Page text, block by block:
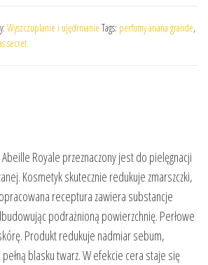
Wyszczuplanie i ujędrnianie Tags: perfumy ariana grande,
secret
Royale przeznaczony jest do pielęgnacji
Kosmetyk skutecznie redukuje zmarszczki,
receptura zawiera substancje
podrażnioną powierzchnię. Perłowe
Produkt redukuje nadmiar sebum,
blasku twarz. W efekcie cera staje się